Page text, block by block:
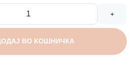
+
ВО КОШНИЧКА